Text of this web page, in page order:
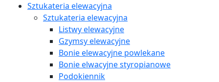
Sztukateria elewacyjna
Sztukateria elewacyjna
Listwy elewacyjne
Gzymsy elewacyjne
Bonie elewacyjne powlekane
Bonie elwacyjne styropianowe
Podokiennik